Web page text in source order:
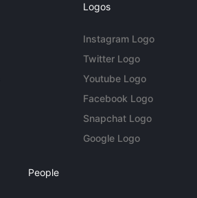
Logos
Instagram Logo
Twitter Logo
Youtube Logo
Facebook Logo
Snapchat Logo
Google Logo
People